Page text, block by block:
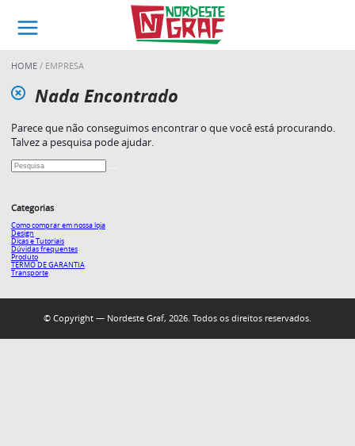
HOME EMPRESA
Nada Encontrado
Parece que não conseguimos encontrar o que você está procurando.
Talvez a pesquisa pode ajudar.
Categorias
Como comprar em nossa loja
Design
Dicas e Tutoriais
Dúvidas frequentes
Produto
TERMO DE GARANTIA
Transporte
© Copyright — Nordeste Graf, 2026. Todos os direitos reservados.